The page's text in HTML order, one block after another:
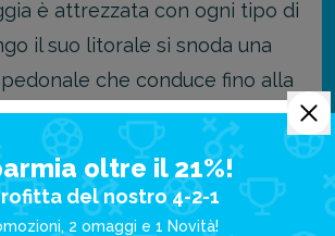
è attrezzata con ogni tipo di
il suo litorale si snoda una
che conduce fino alla
più tranquille: Ploce,
e Petrovac
oltre il 21%!
del nostro 4-2-1
2 omaggi e 1 Novità!